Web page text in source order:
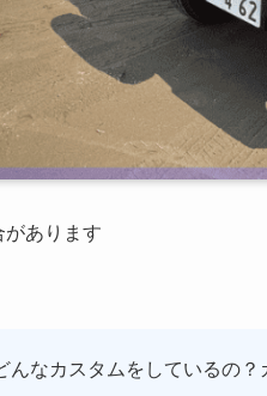
あります
んなカスタムをしているの